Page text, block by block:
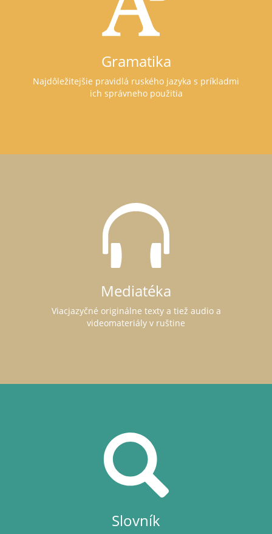
Gramatika
Najdôležitejšie pravidlá ruského jazyka s príkladmi
ich správneho použitia
Mediatéka
Viacjazyčné originálne texty a tiež audio a
videomateriály v ruštine
Slovník